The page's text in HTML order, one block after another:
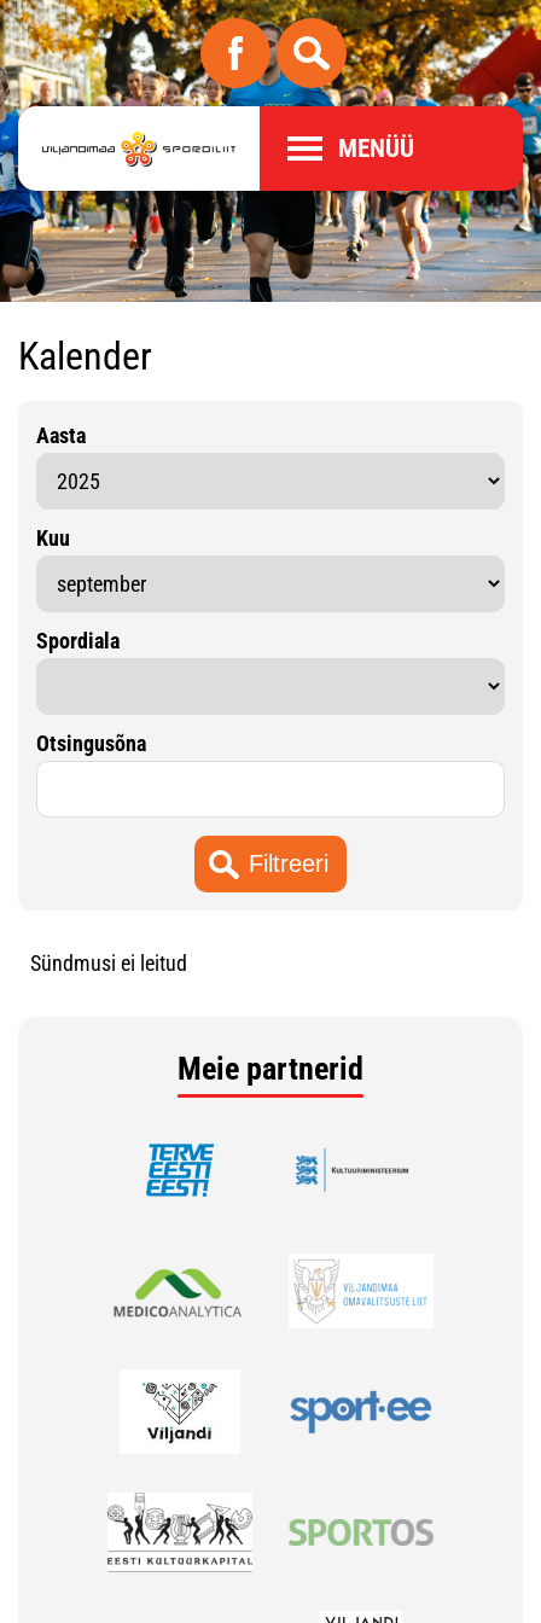
MENÜÜ
Kalender
Aasta
Kuu
Spordiala
Otsingusõna
Sündmusi ei leitud
Meie partnerid